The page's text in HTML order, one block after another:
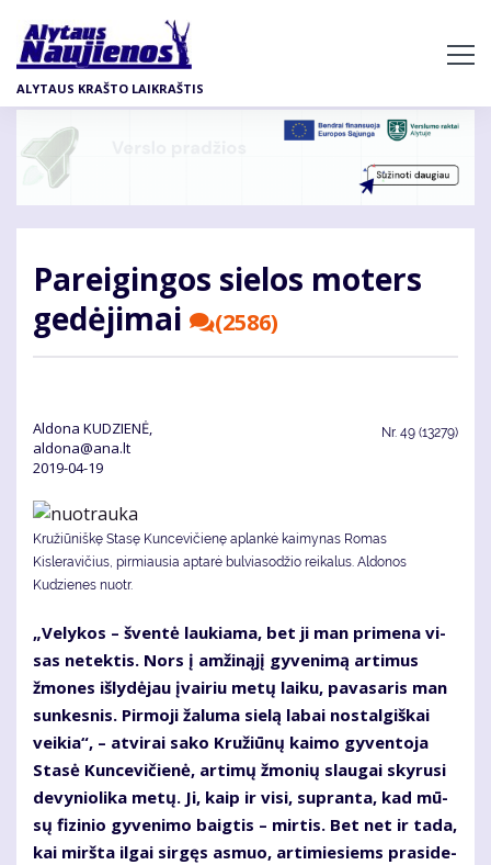
pagrindinį
turinį
ALYTAUS KRAŠTO LAIKRAŠTIS
Pa­rei­gin­gos sie­los mo­ters
ge­dė­ji­mai
(2586)
Aldona KUDZIENĖ,
aldona@ana.lt
2019-04-19
Nr. 49 (13279)
Kružiūniškę Stasę Kuncevičienę aplankė kaimynas Romas
Kisleravičius, pirmiausia aptarė bulviasodžio reikalus. Aldonos
Kudzienes nuotr.
„Ve­ly­kos – šven­tė lau­kia­ma, bet ji man pri­me­na vi­
sas ne­tek­tis. Nors į am­ži­ną­jį gy­ve­ni­mą ar­ti­mus
žmo­nes iš­ly­dė­jau įvai­riu me­tų lai­ku, pa­va­sa­ris man
sun­kes­nis. Pir­mo­ji ža­lu­ma sie­lą la­bai nos­tal­giš­kai
vei­kia“, – at­vi­rai sa­ko Kru­žiū­nų kai­mo gy­ven­to­ja
Sta­sė Kun­ce­vi­čie­nė, ar­ti­mų žmo­nių slau­gai sky­ru­si
de­vy­nio­li­ka me­tų. Ji, kaip ir vi­si, su­pran­ta, kad mū­
sų fi­zi­nio gy­ve­ni­mo baig­tis – mir­tis. Bet net ir ta­da,
kai mirš­ta il­gai sir­gęs as­muo, ar­ti­mie­siems pra­si­de­